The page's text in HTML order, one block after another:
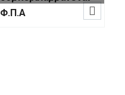
Φ.Π.Α
